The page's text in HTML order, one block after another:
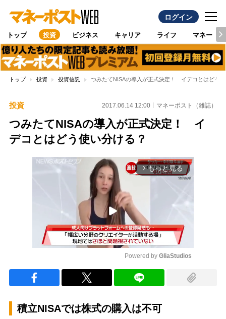
ログイン
トップ 投資 ビジネス キャリア ライフ マネー
トップ 投資 投資信託 つみたてNISAの導入が正式決定！ イデコとはどう
投資 2017.06.14 12:00 マネーポスト（雑誌）
つみたてNISAの導入が正式決定！ イ
デコとはどう使い分ける？
arrow_forward_ios もっと見る
Powered by GliaStudios
積立NISAでは株式の購入は不可